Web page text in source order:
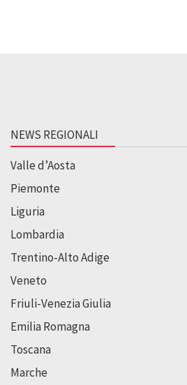
NEWS REGIONALI
Valle d’Aosta
Piemonte
Liguria
Lombardia
Trentino-Alto Adige
Veneto
Friuli-Venezia Giulia
Emilia Romagna
Toscana
Marche